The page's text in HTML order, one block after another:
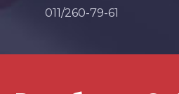
011/260-79-61